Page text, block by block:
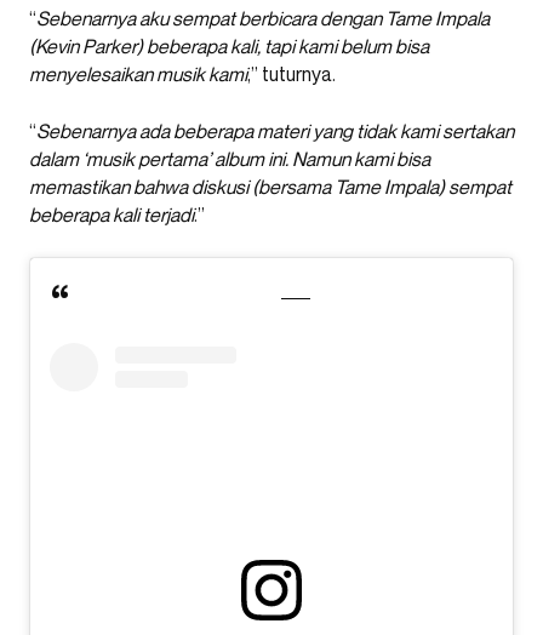
“Sebenarnya aku sempat berbicara dengan Tame Impala
(Kevin Parker) beberapa kali, tapi kami belum bisa
menyelesaikan musik kami,” tuturnya.
“Sebenarnya ada beberapa materi yang tidak kami sertakan
dalam ‘musik pertama’ album ini. Namun kami bisa
memastikan bahwa diskusi (bersama Tame Impala) sempat
beberapa kali terjadi.”